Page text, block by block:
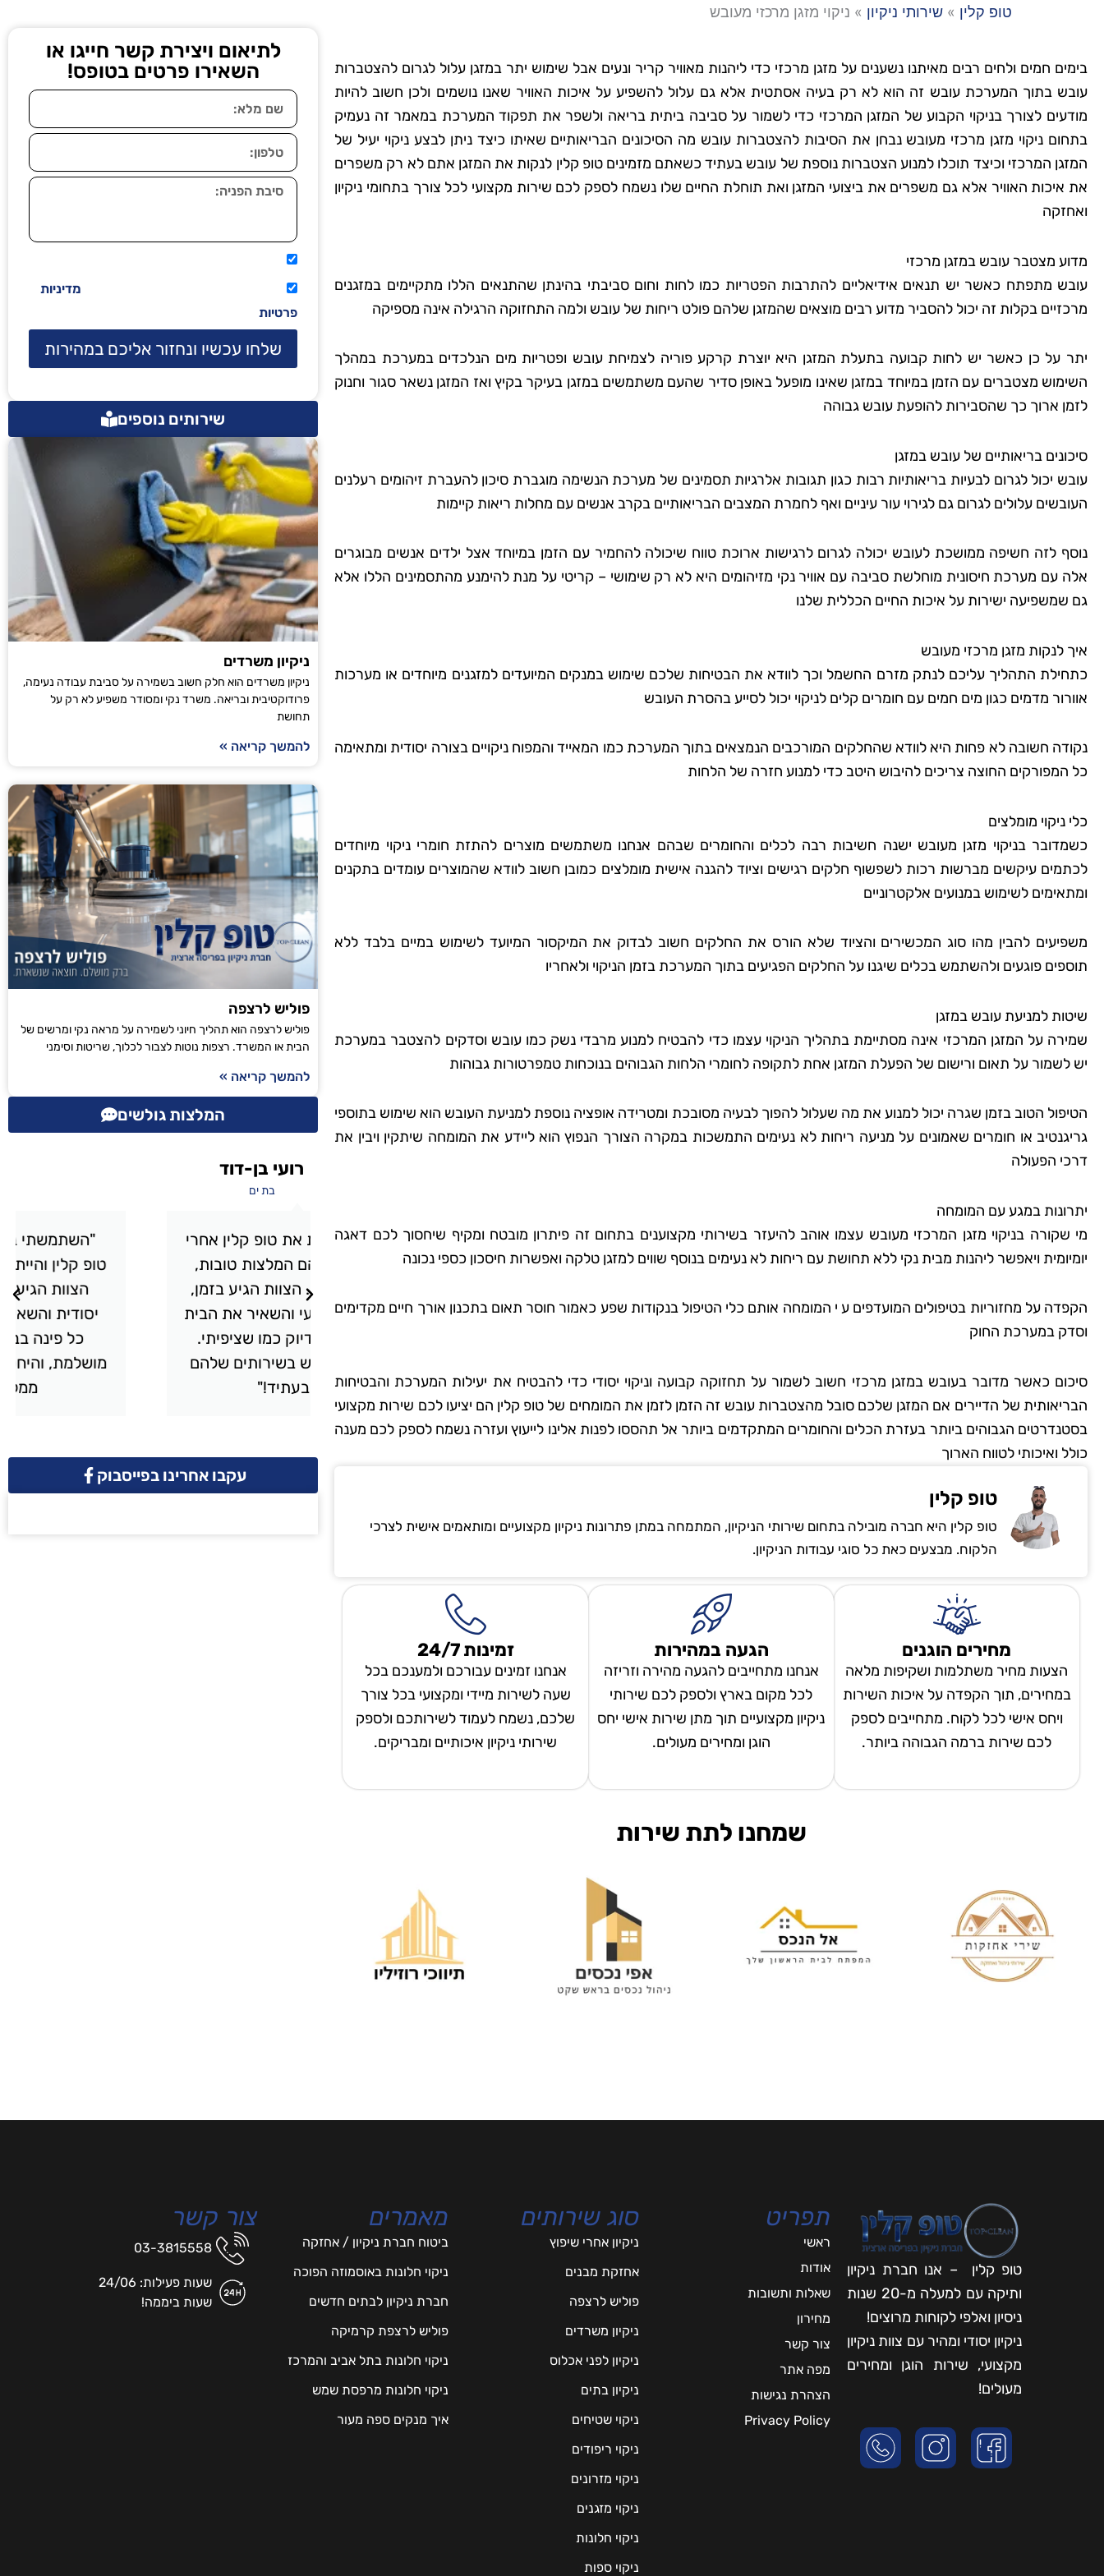
טופ קלין » שירותי ניקיון » ניקוי מזגן מרכזי מעובש
בימים חמים ולחים רבים מאיתנו נשענים על מזגן מרכזי כדי ליהנות מאוויר קריר ונעים אבל שימוש יתר במזגן עלול לגרום להצטברות
עובש בתוך המערכת עובש זה הוא לא רק בעיה אסתטית אלא גם עלול להשפיע על איכות האוויר שאנו נושמים ולכן חשוב להיות
מודעים לצורך בניקוי הקבוע של המזגן המרכזי כדי לשמור על סביבה ביתית בריאה ולשפר את תפקוד המערכת במאמר זה נעמיק
בתחום ניקוי מזגן מרכזי מעובש נבחן את הסיבות להצטברות עובש מה הסיכונים הבריאותיים שאיתו כיצד ניתן לבצע ניקוי יעיל של
המזגן המרכזי וכיצד תוכלו למנוע הצטברות נוספת של עובש בעתיד כשאתם מזמינים טופ קלין לנקות את המזגן אתם לא רק משפרים
את איכות האוויר אלא גם משפרים את ביצועי המזגן ואת תוחלת החיים שלו נשמח לספק לכם שירות מקצועי לכל צורך בתחומי ניקיון
ואחזקה
מדוע מצטבר עובש במזגן מרכזי
עובש מתפתח כאשר יש תנאים אידיאליים להתרבות הפטריות כמו לחות וחום סביבתי בהינתן שהתנאים הללו מתקיימים במזגנים
מרכזיים בקלות זה יכול להסביר מדוע רבים מוצאים שהמזגן שלהם פולט ריחות של עובש ולמה התחזוקה הרגילה אינה מספיקה
יתר על כן כאשר יש לחות קבועה בתעלת המזגן היא יוצרת קרקע פוריה לצמיחת עובש ופטריות מים הנלכדים במערכת במהלך
השימוש מצטברים עם הזמן במיוחד במזגן שאינו מופעל באופן סדיר שהעם משתמשים במזגן בעיקר בקיץ ואז המזגן נשאר סגור וחנוק
לזמן ארוך כך שהסבירות להופעת עובש גבוהה
סיכונים בריאותיים של עובש במזגן
עובש יכול לגרום לבעיות בריאותיות רבות כגון תגובות אלרגיות תסמינים של מערכת הנשימה מוגברת סיכון להעברת זיהומים רעלנים
העובשים עלולים לגרום גם לגירוי עור עיניים ואף לחמרת המצבים הבריאותיים בקרב אנשים עם מחלות ריאות קיימות
נוסף לזה חשיפה ממושכת לעובש יכולה לגרום לרגישות ארוכת טווח שיכולה להחמיר עם הזמן במיוחד אצל ילדים אנשים מבוגרים
אלה עם מערכת חיסונית מוחלשת סביבה עם אוויר נקי מזיהומים היא לא רק שימושי – קריטי על מנת להימנע מהתסמינים הללו אלא
גם שמשפיעה ישירות על איכות החיים הכללית שלנו
איך לנקות מזגן מרכזי מעובש
כתחילת התהליך עליכם לנתק מזרם החשמל וכך לוודא את הבטיחות שלכם שימוש במנקים המיועדים למזגנים מיוחדים או מערכות
אוורור מדמים כגון מים חמים עם חומרים קלים לניקוי יכול לסייע בהסרת העובש
נקודה חשובה לא פחות היא לוודא שהחלקים המורכבים הנמצאים בתוך המערכת כמו המאייד והמפוח ניקויים בצורה יסודית ומתאימה
כל המפורקים החוצה צריכים להיבוש היטב כדי למנוע חזרה של הלחות
כלי ניקוי מומלצים
כשמדובר בניקוי מזגן מעובש ישנה חשיבות רבה לכלים והחומרים שבהם אנחנו משתמשים מוצרים להתזת חומרי ניקוי מיוחדים
לכתמים עיקשים מברשות רכות לשפשוף חלקים רגישים וציוד להגנה אישית מומלצים כמובן חשוב לוודא שהמוצרים עומדים בתקנים
ומתאימים לשימוש במנועים אלקטרוניים
משפיעים להבין מהו סוג המכשירים והציוד שלא הורס את החלקים חשוב לבדוק את המיקסור המיועד לשימוש במיים בלבד ללא
תוספים פוגעים ולהשתמש בכלים שיגנו על החלקים הפגיעים בתוך המערכת בזמן הניקוי ולאחריו
שיטות למניעת עובש במזגן
שמירה על המזגן המרכזי אינה מסתיימת בתהליך הניקוי עצמו כדי להבטיח למנוע מרבדי נשק כמו עובש וסדקים להצטבר במערכת
יש לשמור על תאום ורישום של הפעלת המזגן אחת לתקופה לחומרי הלחות הגבוהים בנוכחות טמפרטורות גבוהות
הטיפול הטוב בזמן שגרה יכול למנוע את מה שעלול להפוך לבעיה מסובכת ומטרידה אופציה נוספת למניעת העובש הוא שימוש בתוספי
גריגנטיב או חומרים שאמונים על מניעה ריחות לא נעימים התמשכות במקרה הצורך הנפוץ הוא ליידע את המומחה שיתקין ויבין את
דרכי הפעולה
יתרונות במגע עם המומחה
מי שקורה בניקוי מזגן המרכזי מעובש עצמו אוהב להיעזר בשירותי מקצוענים בתחום זה פיתרון מובטח ומקיף שיחסוך לכם דאגה
יומיומית ויאפשר ליהנות מבית נקי ללא תחושת עם ריחות לא נעימים בנוסף שווים למזגן טלקה ואפשרות חיסכון כספי נכונה
הקפדה על מחזוריות בטיפולים המועדפים ע י המומחה אותם כלי הטיפול בנקודות שפע כאמור חוסר תאום בתכנון אורך חיים מקדימים
וסדק במערכת החוק
סיכום כאשר מדובר בעובש במזגן מרכזי חשוב לשמור על תחזוקה קבועה וניקוי יסודי כדי להבטיח את יעילות המערכת והבטיחות
הבריאותית של הדיירים אם המזגן שלכם סובל מהצטברות עובש זה הזמן לזמן את המומחים של טופ קלין הם יציעו לכם שירות מקצועי
בסטנדרטים הגבוהים ביותר בעזרת הכלים והחומרים המתקדמים ביותר אל תהססו לפנות אלינו לייעוץ ועזרה נשמח לספק לכם מענה
כולל ואיכותי לטווח הארוך
טופ קלין
טופ קלין היא חברה מובילה בתחום שירותי הניקיון, המתמחה במתן פתרונות ניקיון מקצועיים ומותאמים אישית לצרכי
הלקוח. מבצעים כאת כל סוגי עבודות הניקיון.
מחירים הוגנים
הצעות מחיר משתלמות ושקיפות מלאה
במחירים, תוך הקפדה על איכות השירות
ויחס אישי לכל לקוח. מתחייבים לספק
לכם שירות ברמה הגבוהה ביותר.
הגעה במהירות
אנחנו מתחייבים להגעה מהירה וזריזה
לכל מקום בארץ ולספק לכם שירותי
ניקיון מקצועיים תוך מתן שירות אישי יחס
הוגן ומחירים מעולים.
זמינות 24/7
אנחנו זמינים עבורכם ולמענכם בכל
שעה לשירות מיידי ומקצועי בכל צורך
שלכם, נשמח לעמוד לשירותכם ולספק
שירותי ניקיון איכותיים ומבריקים.
שמחנו לתת שירות
לתיאום ויצירת קשר חייגו או
השאירו פרטים בטופס!
מדיניות
פרטיות
שלחו עכשיו ונחזור אליכם במהירות
שירותים נוספים
ניקיון משרדים
ניקיון משרדים הוא חלק חשוב בשמירה על סביבת עבודה נעימה,
פרודוקטיבית ובריאה. משרד נקי ומסודר משפיע לא רק על
תחושת
להמשך קריאה »
פוליש לרצפה
פוליש לרצפה הוא תהליך חיוני לשמירה על מראה נקי ומרשים של
הבית או המשרד. רצפות נוטות לצבור לכלוך, שריטות וסימני
להמשך קריאה »
המלצות גולשים
"אני כל כך שמחה שמצאתי את טופ
קלין! הבית שלי מעולם לא היה כל
הפרטים הקטנים, וגם הקפידו
והמחיר היה הוגן. אין ספק שאמשיך
להשתמש בשירותיהם."
"החלטתי לנסות את טופ קלין אחרי
ששמעתי עליהם המלצות טובות,
היה מאוד מקצועי והשאיר את הבית
שוב בעתיד!"
"השתמשתי בשירותי הניקיון של
טופ קלין והייתי מרוצה מעל ומעבר.
הצוות הגיע בזמן, עבד בצורה
יסודית והשאיר את הבית מבריק.
כל פינה בבית נוקתה בצורה
מושלמת, והיחס היה אדיב ומקצועי.
עקבו אחרינו בפייסבוק
טופ קלין – אנו חברת ניקיון
ותיקה עם למעלה מ-20 שנות
ניסיון ואלפי לקוחות מרוצים!
ניקיון יסודי ומהיר עם צוות ניקיון
מקצועי, שירות הוגן ומחירים
מעולים!
תפריט
ראשי
אודות
שאלות ותשובות
מחירון
צור קשר
מפה אתר
הצהרת נגישות
Privacy Policy
סוג שירותים
ניקיון אחרי שיפוץ
אחזקת מבנים
פוליש לרצפה
ניקיון משרדים
ניקיון לפני אכלוס
ניקיון בתים
ניקוי שטיחים
ניקוי ריפודים
ניקוי מזרונים
ניקוי מזגנים
ניקוי חלונות
ניקוי ספות
מאמרים
ביטוח חברת ניקיון / אחזקה
ניקוי חלונות באוסמוזה הפוכה
חברת ניקיון לבתים חדשים
פוליש לרצפת קרמיקה
ניקוי חלונות בתל אביב והמרכז
ניקוי חלונות מרפסת שמש
איך מנקים ספה מעור
צור קשר
03-3815558
שעות פעילות: 24/06
שעות ביממה!